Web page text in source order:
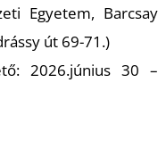
Egyetem, Barcsay
út 69-71.)
2026.június 30 –